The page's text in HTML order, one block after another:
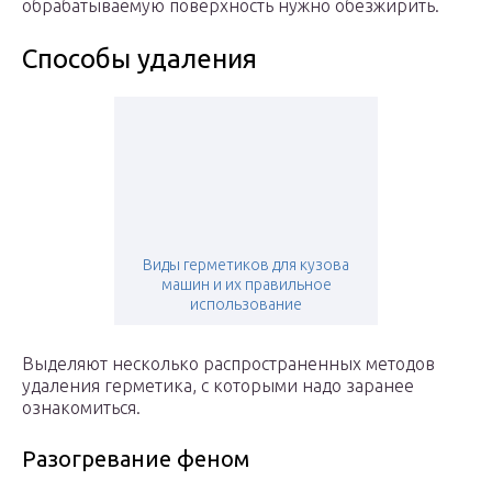
обрабатываемую поверхность нужно обезжирить.
Способы удаления
Виды герметиков для кузова
машин и их правильное
использование
Выделяют несколько распространенных методов
удаления герметика, с которыми надо заранее
ознакомиться.
Разогревание феном